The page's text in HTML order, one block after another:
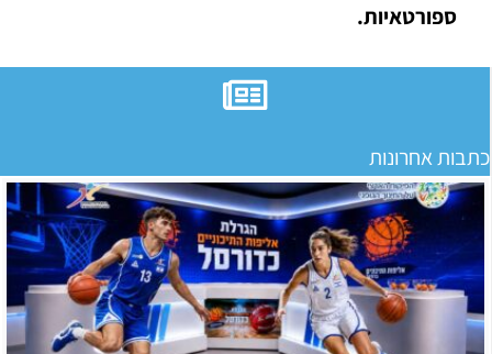
ספורטאיות.
כתבות אחרונות